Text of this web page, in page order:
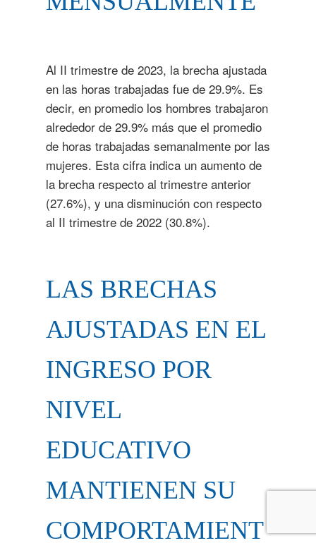
Al II trimestre de 2023, la brecha ajustada
en las horas trabajadas fue de 29.9%. Es
decir, en promedio los hombres trabajaron
alrededor de 29.9% más que el promedio
de horas trabajadas semanalmente por las
mujeres. Esta cifra indica un aumento de
la brecha respecto al trimestre anterior
(27.6%), y una disminución con respecto
al II trimestre de 2022 (30.8%).
LAS BRECHAS
AJUSTADAS EN EL
INGRESO POR
NIVEL
EDUCATIVO
MANTIENEN SU
COMPORTAMIENT